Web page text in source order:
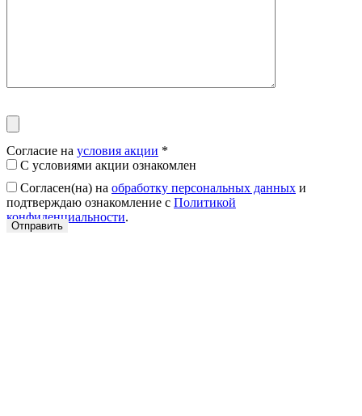
Согласие на условия акции *
С условиями акции ознакомлен
Согласен(на) на обработку персональных данных и
подтверждаю ознакомление с Политикой
конфиденциальности.